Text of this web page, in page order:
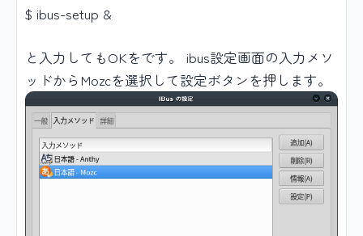
$ ibus-setup &
と入力してもOKをです。 ibus設定画面の入力メソ
ッドからMozcを選択して設定ボタンを押します。